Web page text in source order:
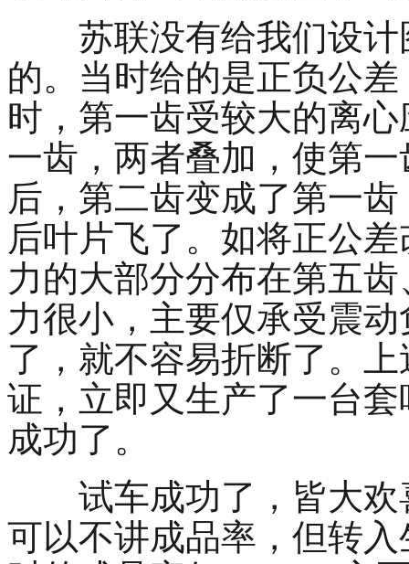
苏联没有给我们设
的。当时给的是正负公
时，第一齿受较大的离
一齿，两者叠加，使第
后，第二齿变成了第一
后叶片飞了。如将正公
力的大部分分布在第五
力很小，主要仅承受震
了，就不容易折断了。
证，立即又生产了一台
成功了。
试车成功了，皆大
可以不讲成品率，但转